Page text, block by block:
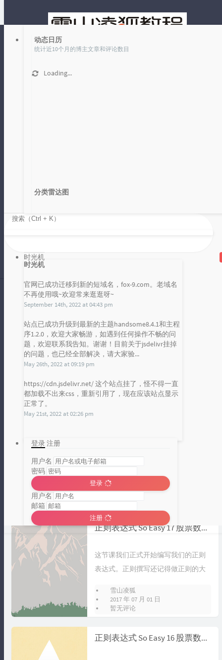
动态日历
统计近10个月的博主文章和评论数目
Loading...
分类雷达图
Loading...
发布统计图
Loading...
Loading...
时光机
时光机
官网已成功迁移到新的短域名，fox-9.com。老域名
不再使用哦~欢迎常来逛逛呀~
September 14th, 2022 at 04:43 pm
站点已成功升级到最新的主题handsome8.4.1和主程
序1.2.0，欢迎大家畅游，如遇到任何操作不畅的问
题，欢迎联系我告知。谢谢！目前关于jsdelivr挂掉
的问题，也已经全部解决，请大家验...
May 26th, 2022 at 09:19 pm
https://cdn.jsdelivr.net/ 这个站点挂了，怪不得一直
都加载不出来css，重新引用了，现在应该站点显示
正常了。
May 21st, 2022 at 02:26 pm
登录注册
用户名
密码
登录
用户名
邮箱
注册
电影排行爬虫 4 正则分析
本节课我们着重进行了获取解析我们
要的内容的正则表达式的编写，通过
2020 年 01 月 19 日
暂无评论
遇到一点小难题，就是当一个字段的
雪山凌狐
2018 年 11 月 01 日
正则表达式 So Easy 17 股票数据采集之正则撰写
这节课我们正式开始编写我们的正则
表达式。正则撰写还记得做正则的大
源文本中...
雪山凌狐
2017 年 07 月 01 日
暂无评论
正则表达式 So Easy 16 股票数据采集之项目分析